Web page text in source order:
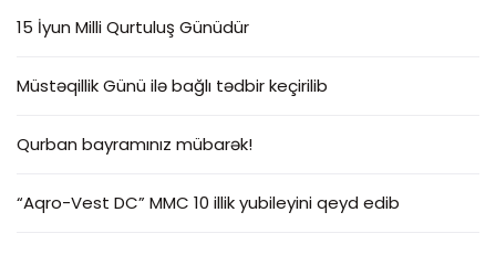
15 İyun Milli Qurtuluş Günüdür
Müstəqillik Günü ilə bağlı tədbir keçirilib
Qurban bayramınız mübarək!
“Aqro-Vest DC” MMC 10 illik yubileyini qeyd edib